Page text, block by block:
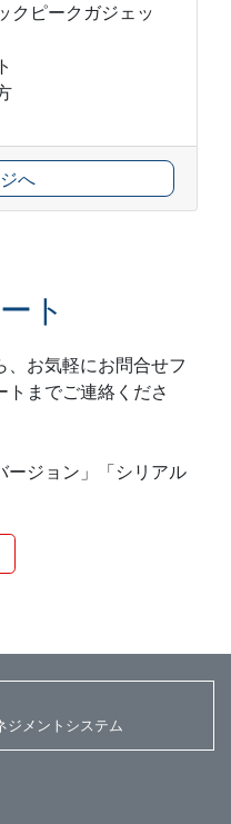
クピークガジェッ
へ
ト
、お気軽にお問合せフ
トまでご連絡くださ
ージョン」「シリアル
ジメントシステム